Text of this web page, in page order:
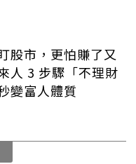
股市，更怕賺了又
人 3 步驟「不理財
變富人體質